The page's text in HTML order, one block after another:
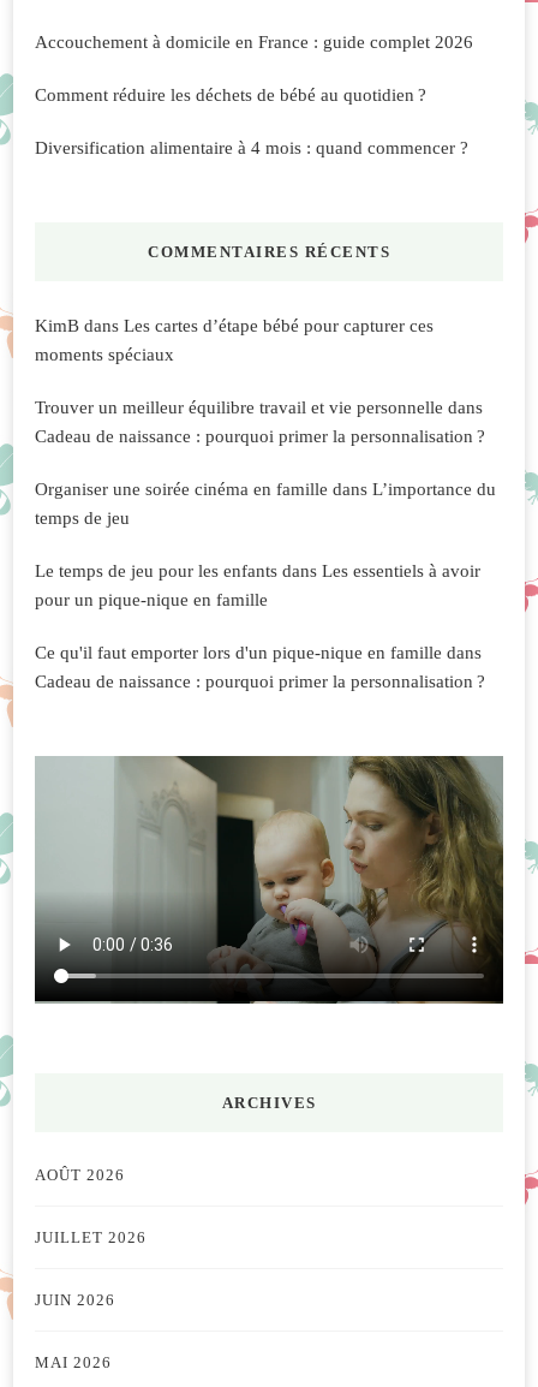
Accouchement à domicile en France : guide complet 2026
Comment réduire les déchets de bébé au quotidien ?
Diversification alimentaire à 4 mois : quand commencer ?
COMMENTAIRES RÉCENTS
KimB dans Les cartes d’étape bébé pour capturer ces
moments spéciaux
Trouver un meilleur équilibre travail et vie personnelle dans
Cadeau de naissance : pourquoi primer la personnalisation ?
Organiser une soirée cinéma en famille dans L’importance du
temps de jeu
Le temps de jeu pour les enfants dans Les essentiels à avoir
pour un pique-nique en famille
Ce qu'il faut emporter lors d'un pique-nique en famille dans
Cadeau de naissance : pourquoi primer la personnalisation ?
ARCHIVES
AOÛT 2026
JUILLET 2026
JUIN 2026
MAI 2026